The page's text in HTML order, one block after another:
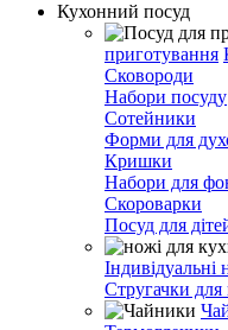
Кухонний посуд
приготування
Сковороди
Набори посуду
Сотейники
Форми для
Кришки
Набори для
Скороварки
Посуд для
Індивідуальні
Стругачки для